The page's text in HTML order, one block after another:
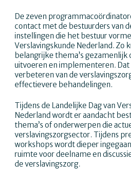
De zeven
contact met de bestuurders van
instellingen die het bestuur
Verslavingskunde Nederland. Zo
belangrijke thema’s gezamenlijk
uitvoeren en implementeren. Dat
verbeteren van de
effectievere behandelingen.
Tijdens de Landelijke Dag van
Nederland wordt er aandacht
thema’s of onderwerpen die
verslavingszorgsector. Tijdens
workshops wordt dieper
ruimte voor deelname en
de verslavingszorg.